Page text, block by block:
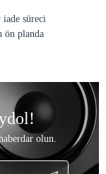
süreci
ön planda
olun.